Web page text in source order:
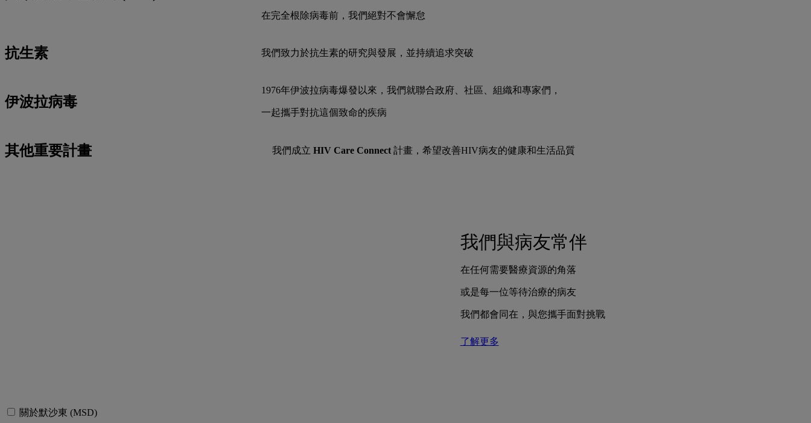
在完全根除病毒前，我們絕對不會懈怠
抗生素 我們致力於抗生素的研究與發展，並持續追求突破
伊波拉病毒
1976年伊波拉病毒爆發以來，我們就聯合政府、社區、組織和專家們，
一起攜手對抗這個致命的疾病
其他重要計畫 我們成立 HIV Care Connect計畫，希望改善HIV病友的健康和生活品質
我們與病友常伴
在任何需要醫療資源的角落
或是每一位等待治療的病友
我們都會同在，與您攜手面對挑戰
了解更多
關於默沙東 (MSD)